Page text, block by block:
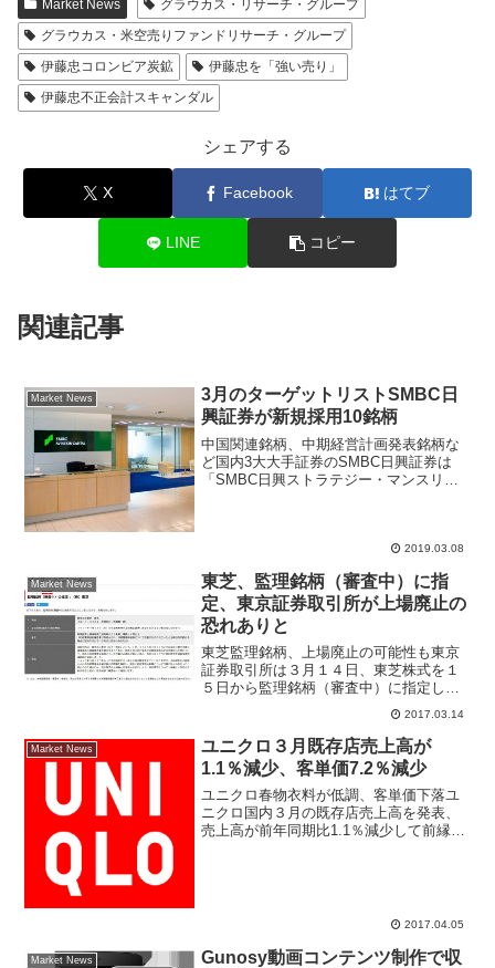
Market News
グラウカス・リサーチ・グループ
グラウカス・米空売りファンドリサーチ・グループ
伊藤忠コロンビア炭鉱
伊藤忠を「強い売り」
伊藤忠不正会計スキャンダル
シェアする
X Facebook はてブ
LINE コピー
関連記事
Market News
3月のターゲットリストSMBC日
興証券が新規採用10銘柄
中国関連銘柄、中期経営計画発表銘柄な
ど国内3大大手証券のSMBC日興証券は
「SMBC日興ストラテジー・マンスリー3
2019.03.08
Market News
東芝、監理銘柄（審査中）に指
定、東京証券取引所が上場廃止の
恐れありと
東芝監理銘柄、上場廃止の可能性も東京
証券取引所は３月１４日、東芝株式を１
５日から監理銘柄（審査中）に指定した
と発表した。今後、東芝が再提出する内
部管理体制確認書と内部管理体制の改善
が認められなかった場合には上場廃止に
なるおそれがあると認め監...
2017.03.14
Market News
ユニクロ３月既存店売上高が
1.1％減少、客単価7.2％減少
ユニクロ春物衣料が低調、客単価下落ユ
ニクロ国内３月の既存店売上高を発表、
売上高が前年同期比1.1％減少して前縁を
2017.04.05
Market News
Gunosy動画コンテンツ制作で収